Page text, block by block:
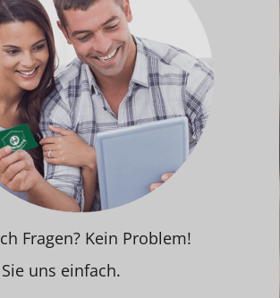
Fragen? Kein Problem!
uns einfach.